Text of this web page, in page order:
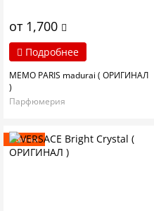
от 1,700
Подробнее
MEMO PARIS madurai ( ОРИГИНАЛ
)
Парфюмерия
Новинка